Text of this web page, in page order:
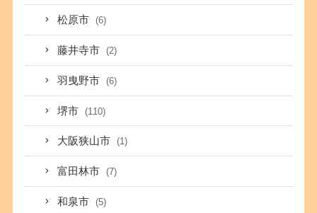
松原市 (6)
藤井寺市 (2)
羽曳野市 (6)
堺市 (110)
大阪狭山市 (1)
富田林市 (7)
和泉市 (5)